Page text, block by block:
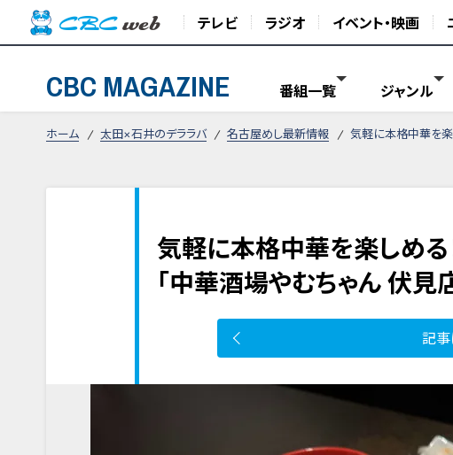
テレビ ラジオ イベント・映画
CBC MAGAZINE 番組一覧 ジャンル
ホーム 太田×石井のデララバ 名古屋めし最新情報 気軽に本格中華を楽
気軽に本格中華を楽しめる
「中華酒場やむちゃん 伏見
記事